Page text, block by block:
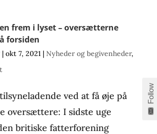
frem i lyset – oversætterne
forsiden
| okt 7, 2021| Nyheder og begivenheder,
ved at få øje på
oversættere: I sidste uge
britiske fatterforening
Follow